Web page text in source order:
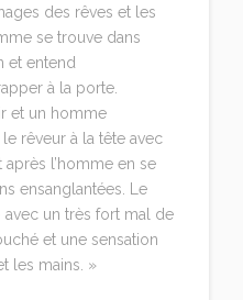
des rêves et les
se trouve dans
et entend
à la porte.
et un homme
rêveur à la tête avec
l’homme en se
ensanglantées. Le
un très fort mal de
et une sensation
les mains. »